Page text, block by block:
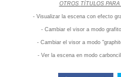
OTROS TÍTULOS
- Visualizar la escena con efecto
- Cambiar el visor a modo
- Cambiar el visor a modo
- Ver la escena en modo